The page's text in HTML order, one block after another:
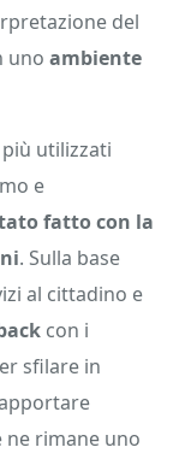
del
uno ambiente
più utilizzati
e
fatto con la
. Sulla base
al cittadino e
con i
sfilare in
rimane uno